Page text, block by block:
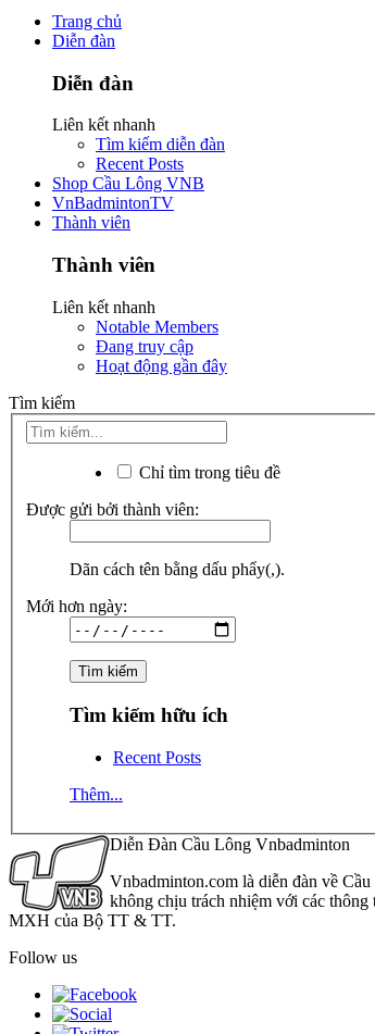
Trang chủ
Diễn đàn
Diễn đàn
Liên kết nhanh
Tìm kiếm diễn đàn
Recent Posts
Shop Cầu Lông VNB
VnBadmintonTV
Thành viên
Thành viên
Liên kết nhanh
Notable Members
Đang truy cập
Hoạt động gần đây
Tìm kiếm
Chỉ tìm trong tiêu đề
Được gửi bởi thành viên:
Dãn cách tên bằng dấu phẩy(,).
Mới hơn ngày:
Tìm kiếm hữu ích
Recent Posts
Thêm...
Diễn Đàn Cầu Lông Vnbadminton
Vnbadminton.com là diễn đàn về
không chịu trách nhiệm với các
MXH của Bộ TT & TT.
Follow us